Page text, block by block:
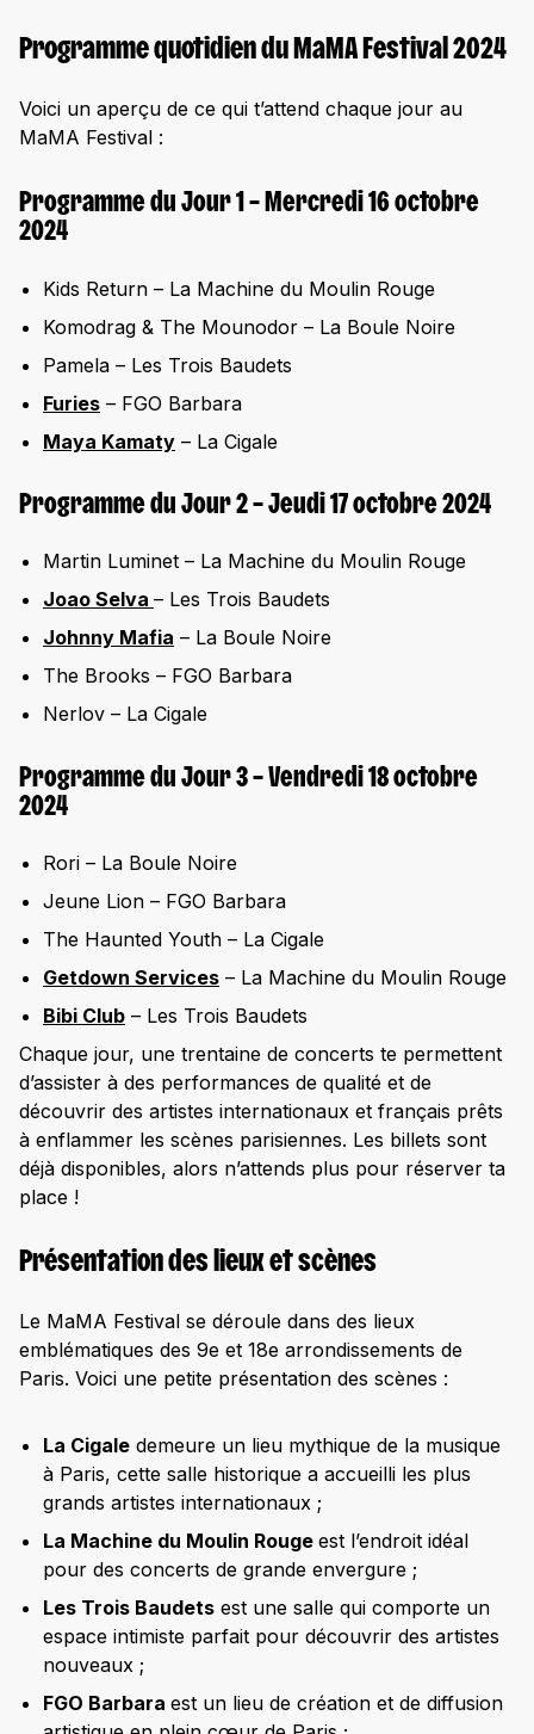
Programme quotidien du MaMA Festival 2024
Voici un aperçu de ce qui t’attend chaque jour au
MaMA Festival :
Programme du Jour 1 – Mercredi 16 octobre
2024
Kids Return – La Machine du Moulin Rouge
Komodrag & The Mounodor – La Boule Noire
Pamela – Les Trois Baudets
Furies – FGO Barbara
Maya Kamaty – La Cigale
Programme du Jour 2 – Jeudi 17 octobre 2024
Martin Luminet – La Machine du Moulin Rouge
Joao Selva – Les Trois Baudets
Johnny Mafia – La Boule Noire
The Brooks – FGO Barbara
Nerlov – La Cigale
Programme du Jour 3 – Vendredi 18 octobre
2024
Rori – La Boule Noire
Jeune Lion – FGO Barbara
The Haunted Youth – La Cigale
Getdown Services – La Machine du Moulin Rouge
Bibi Club – Les Trois Baudets
Chaque jour, une trentaine de concerts te permettent
d’assister à des performances de qualité et de
découvrir des artistes internationaux et français prêts
à enflammer les scènes parisiennes. Les billets sont
déjà disponibles, alors n’attends plus pour réserver ta
place !
Présentation des lieux et scènes
Le MaMA Festival se déroule dans des lieux
emblématiques des 9e et 18e arrondissements de
Paris. Voici une petite présentation des scènes :
La Cigale demeure un lieu mythique de la musique
à Paris, cette salle historique a accueilli les plus
grands artistes internationaux ;
La Machine du Moulin Rouge est l’endroit idéal
pour des concerts de grande envergure ;
Les Trois Baudets est une salle qui comporte un
espace intimiste parfait pour découvrir des artistes
nouveaux ;
FGO Barbara est un lieu de création et de diffusion